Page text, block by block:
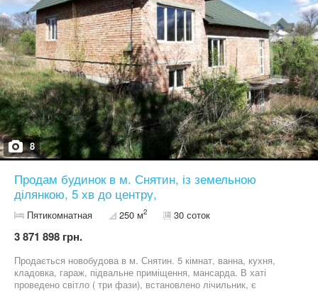
8
Продам будинок в м. Снятин, із земельною
ділянкою, 5 хв до центру,
Пятикомнатная 250 м2 30 соток
3 871 898 грн.
Продається новобудова в м. Снятин. 5 кімнат, ванна, кухня,
кладовка, гараж, підвальне приміщення, мансарда. В хаті
проведено світло ( три фази), встановлено лічильник, є